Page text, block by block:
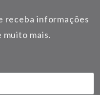
receba informações
muito mais.